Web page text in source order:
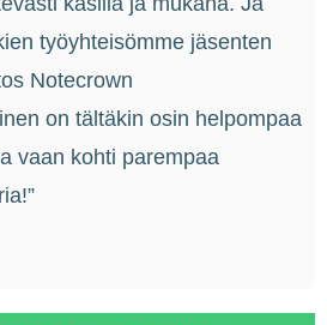
työyhteisömme jäsenten
Notecrown
on tältäkin osin helpompaa
vaan kohti parempaa